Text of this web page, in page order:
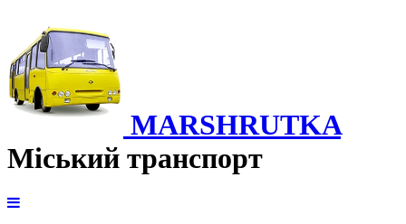
MARSHRUTKA
Міський транспорт